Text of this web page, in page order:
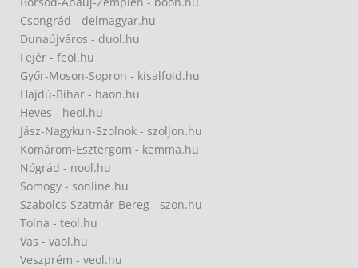
Csongrád - delmagyar.hu
Dunaújváros - duol.hu
Fejér - feol.hu
Győr-Moson-Sopron - kisalfold.hu
Hajdú-Bihar - haon.hu
Heves - heol.hu
Jász-Nagykun-Szolnok - szoljon.hu
Komárom-Esztergom - kemma.hu
Nógrád - nool.hu
Somogy - sonline.hu
Szabolcs-Szatmár-Bereg - szon.hu
Tolna - teol.hu
Vas - vaol.hu
Veszprém - veol.hu